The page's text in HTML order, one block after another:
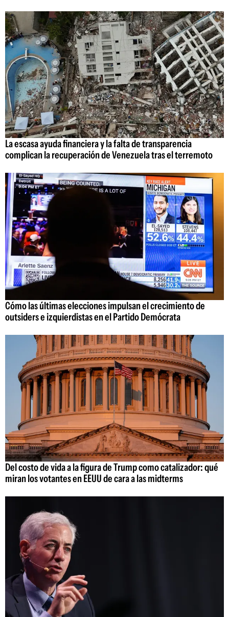
La escasa ayuda financiera y la falta de transparencia
complican la recuperación de Venezuela tras el terremoto
Cómo las últimas elecciones impulsan el crecimiento de
outsiders e izquierdistas en el Partido Demócrata
Del costo de vida a la figura de Trump como catalizador: qué
miran los votantes en EEUU de cara a las midterms